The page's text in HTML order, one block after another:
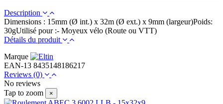
Description
Dimensions : 15mm (Ø int.) x 32m (Ø ext.) x 9mm (largeur)Poids:
30gUtilisé pour :- Moyeux vélo (Route ou VTT)
Détails du produit
Marque
EAN-13 8435148186217
Reviews (0)
No reviews
Tap to zoom
×